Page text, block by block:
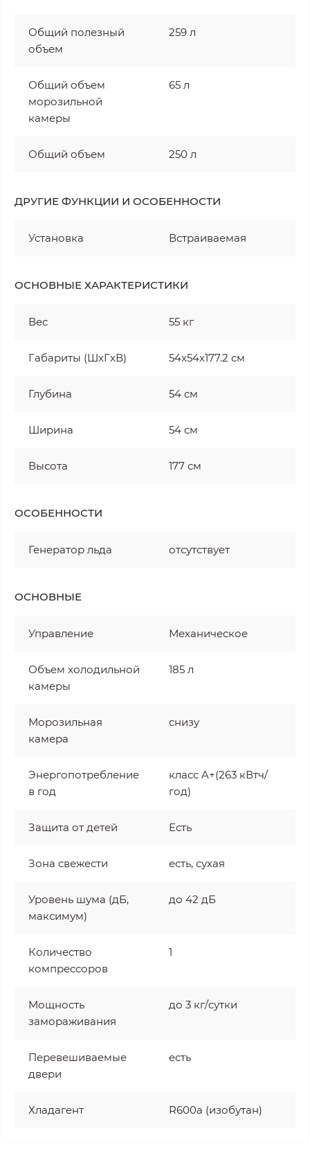
Общий полезный
объем
259 л
Общий объем
морозильной
камеры
65 л
Общий объем 250 л
ДРУГИЕ ФУНКЦИИ И ОСОБЕННОСТИ
Установка Встраиваемая
ОСНОВНЫЕ ХАРАКТЕРИСТИКИ
Вес 55 кг
Габариты (ШxГxВ) 54x54x177.2 см
Глубина 54 см
Ширина 54 см
Высота 177 см
ОСОБЕННОСТИ
Генератор льда отсутствует
ОСНОВНЫЕ
Управление Механическое
Объем холодильной
камеры
185 л
Морозильная
камера
снизу
Энергопотребление
в год
класс A+(263 кВтч/
год)
Защита от детей Есть
Зона свежести есть, сухая
Уровень шума (дБ,
максимум)
до 42 дБ
Количество
компрессоров
1
Мощность
замораживания
до 3 кг/cутки
Перевешиваемые
двери
есть
Хладагент R600a (изобутан)